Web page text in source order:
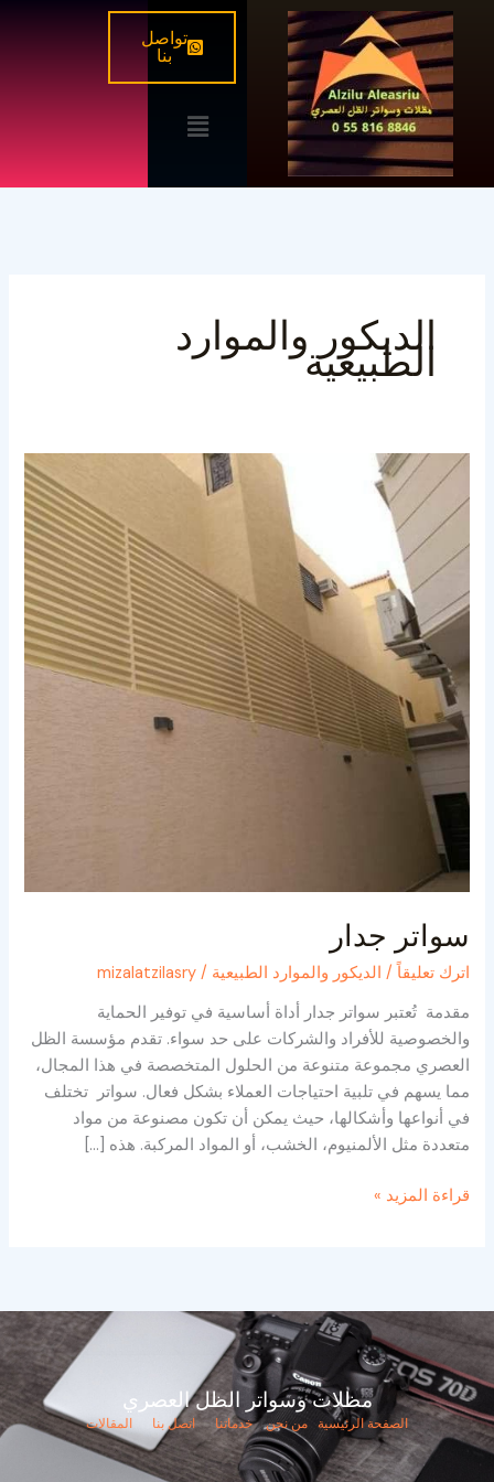
تخطي
المحتوى
تواصل
بنا
القائمة
الديكور والموارد
الطبيعية
سواتر جدار
اترك تعليقاً / الديكور والموارد الطبيعية /
mizalatzilasry
مقدمة تُعتبر سواتر جدار أداة أساسية في توفير الحماية
والخصوصية للأفراد والشركات على حد سواء. تقدم مؤسسة الظل
العصري مجموعة متنوعة من الحلول المتخصصة في هذا المجال،
مما يسهم في تلبية احتياجات العملاء بشكل فعال. سواتر تختلف
في أنواعها وأشكالها، حيث يمكن أن تكون مصنوعة من مواد
متعددة مثل الألمنيوم، الخشب، أو المواد المركبة. هذه […]
سواتر
جدار
قراءة المزيد »
مظلات وسواتر الظل العصري
الصفحة الرئيسية من نحن خدماتنا اتصل بنا المقالات